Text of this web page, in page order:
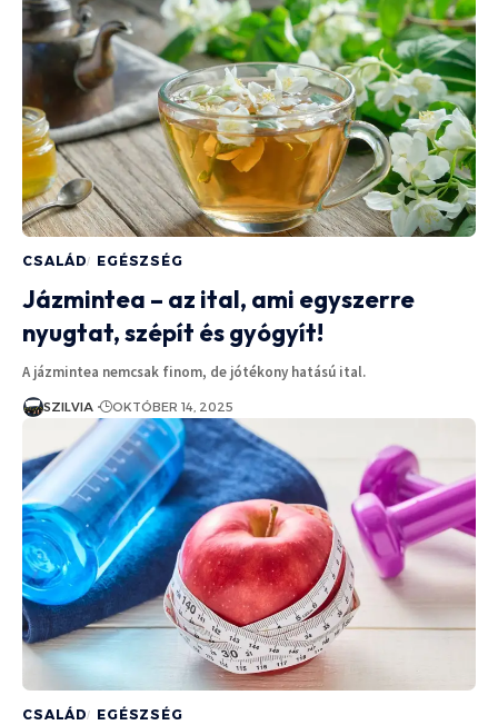
CSALÁD EGÉSZSÉG
Jázmintea – az ital, ami egyszerre
nyugtat, szépít és gyógyít!
A jázmintea nemcsak finom, de jótékony hatású ital.
SZILVIA OKTÓBER 14, 2025
CSALÁD EGÉSZSÉG